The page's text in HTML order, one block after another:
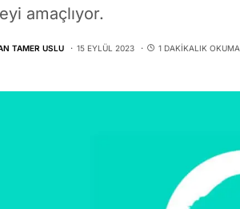
amaçlıyor.
TAMER USLU 15 EYLÜL 2023 1 DAKIKALIK OKUMA